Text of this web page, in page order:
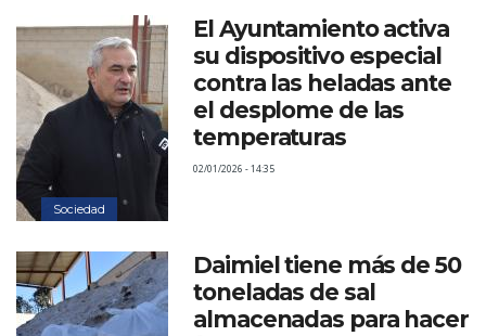
ayuda
a
la
navegación
Sociedad
El Ayuntamiento activa
su dispositivo especial
contra las heladas ante
el desplome de las
temperaturas
02/01/2026 - 14:35
Daimiel tiene más de 50
toneladas de sal
almacenadas para hacer